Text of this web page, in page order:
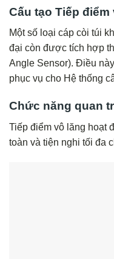
Cấu tạo Tiếp điểm
Một số loại cáp còi túi
đại còn được tích hợp
Angle Sensor). Điều
phục vụ cho Hệ thống
Chức năng quan
Tiếp điểm vô lăng hoạt
toàn và tiện nghi tối đa